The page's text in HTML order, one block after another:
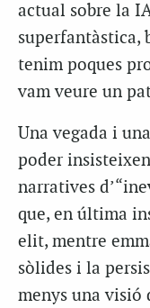
actual sobre la
tenim poques
vam veure un
Una vegada i
poder
narratives
que, en última
elit, mentre
sòlides i la
menys una visió